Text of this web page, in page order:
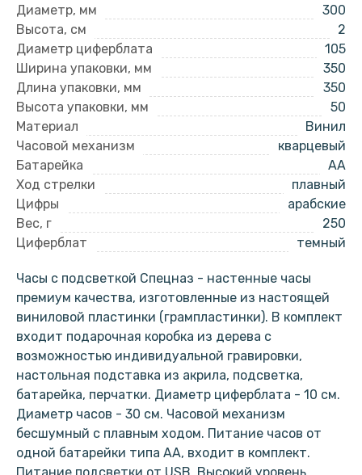
Диаметр, мм
300
Высота, см
2
Диаметр циферблата
105
Ширина упаковки, мм
350
Длина упаковки, мм
350
Высота упаковки, мм
50
Материал
Винил
Часовой механизм
кварцевый
Батарейка
AA
Ход стрелки
плавный
Цифры
арабские
Вес, г
250
Циферблат
темный
Часы с подсветкой Спецназ - настенные часы
премиум качества, изготовленные из настоящей
виниловой пластинки (грампластинки). В комплект
входит подарочная коробка из дерева с
возможностью индивидуальной гравировки,
настольная подставка из акрила, подсветка,
батарейка, перчатки. Диаметр циферблата - 10 см.
Диаметр часов - 30 см. Часовой механизм
бесшумный с плавным ходом. Питание часов от
одной батарейки типа АА, входит в комплект.